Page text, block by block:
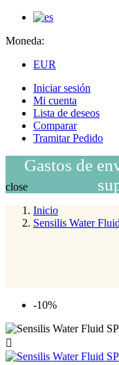
Moneda:
EUR
Iniciar sesión
Mi cuenta
Lista de deseos
Comparar
Tramitar Pedido
Gastos de
close
Inicio
Sensilis Water
-10%
